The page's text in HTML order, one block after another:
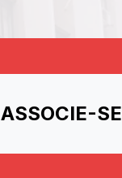
ASSOCIE-SE